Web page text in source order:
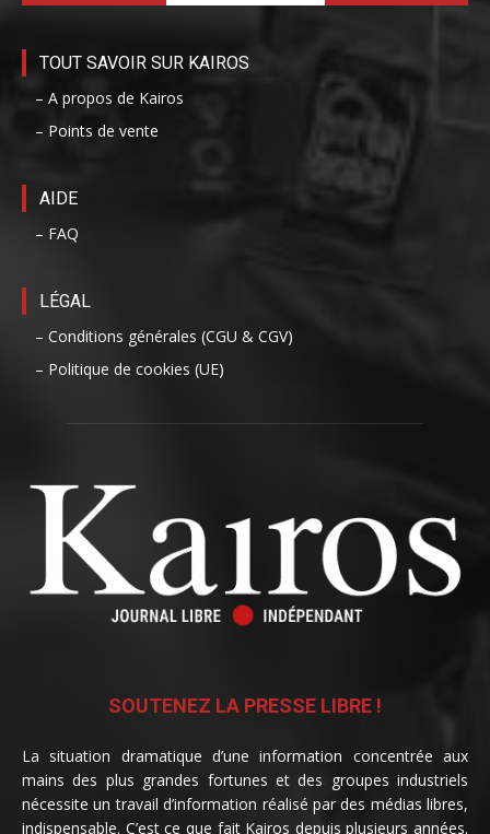
TOUT SAVOIR SUR KAIROS
– A propos de Kairos
– Points de vente
AIDE
– FAQ
LÉGAL
– Conditions générales (CGU & CGV)
– Politique de cookies (UE)
SOUTENEZ LA PRESSE LIBRE !
La situation dramatique d’une information concentrée aux
mains des plus grandes fortunes et des groupes industriels
nécessite un travail d’information réalisé par des médias libres,
indispensable. C’est ce que fait Kairos depuis plusieurs années.